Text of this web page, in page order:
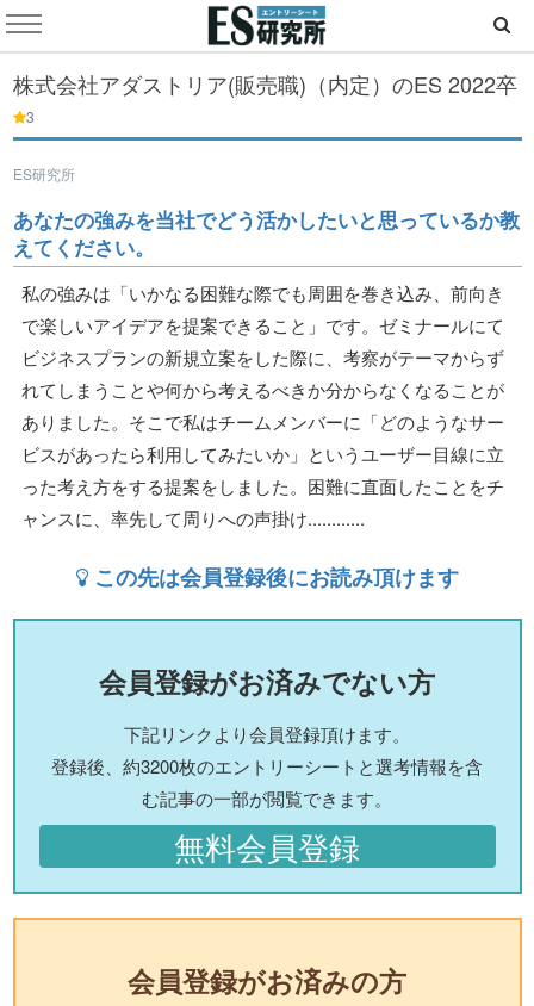
株式会社アダストリア(販売職)（内定）のES 2022卒
3
ES研究所
あなたの強みを当社でどう活かしたいと思っているか教
えてください。
私の強みは「いかなる困難な際でも周囲を巻き込み、前向き
で楽しいアイデアを提案できること」です。ゼミナールにて
ビジネスプランの新規立案をした際に、考察がテーマからず
れてしまうことや何から考えるべきか分からなくなることが
ありました。そこで私はチームメンバーに「どのようなサー
ビスがあったら利用してみたいか」というユーザー目線に立
った考え方をする提案をしました。困難に直面したことをチ
ャンスに、率先して周りへの声掛け............
この先は会員登録後にお読み頂けます
会員登録がお済みでない方
下記リンクより会員登録頂けます。
登録後、約3200枚のエントリーシートと選考情報を含
む記事の一部が閲覧できます。
無料会員登録
会員登録がお済みの方